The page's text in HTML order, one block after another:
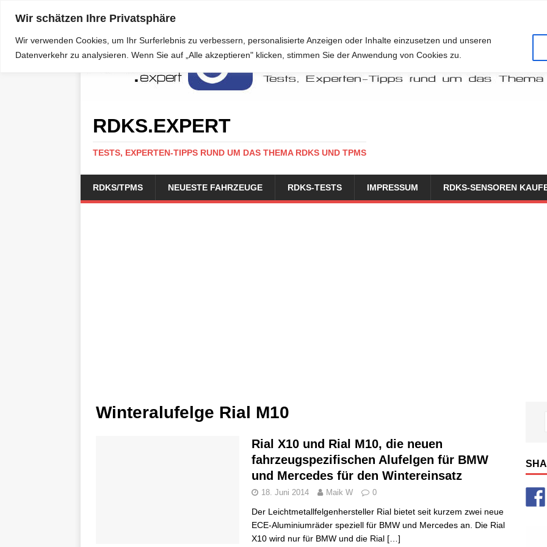
Wir schätzen Ihre Privatsphäre
Wir verwenden Cookies, um Ihr Surferlebnis zu verbessern, personalisierte Anzeigen oder Inhalte einzusetzen und unseren
Datenverkehr zu analysieren. Wenn Sie auf „Alle akzeptieren" klicken, stimmen Sie der Anwendung von Cookies zu.
RDKS.EXPERT
TESTS, EXPERTEN-TIPPS RUND UM DAS THEMA RDKS UND TPMS
RDKS/TPMS NEUESTE FAHRZEUGE RDKS-TESTS IMPRESSUM RDKS-SENSOREN
Winteralufelge Rial M10
Rial X10 und Rial M10, die neuen
fahrzeugspezifischen Alufelgen für BMW
und Mercedes für den Wintereinsatz
18. Juni 2014 Maik W 0
Der Leichtmetallfelgenhersteller Rial bietet seit kurzem zwei neue
ECE-Aluminiumräder speziell für BMW und Mercedes an. Die Rial
X10 wird nur für BMW und die Rial […]